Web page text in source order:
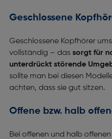
Geschlossene
Geschlossene Kopfhörer
vollständig – das sorgt für
unterdrückt störende
sollte man bei diesen
achten, dass sie gut sitzen.
Offene bzw. halb
Bei offenen und halb